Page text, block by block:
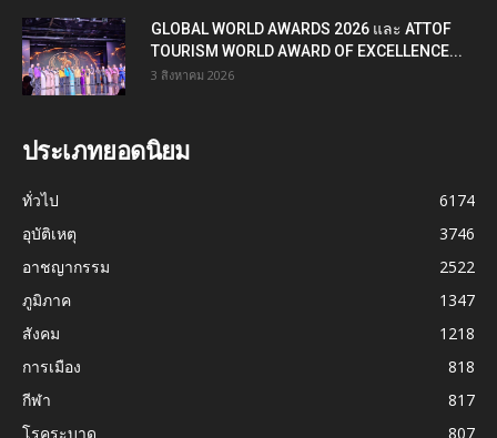
GLOBAL WORLD AWARDS 2026 และ ATTOF
TOURISM WORLD AWARD OF EXCELLENCE...
3 สิงหาคม 2026
ประเภทยอดนิยม
ทั่วไป
6174
อุบัติเหตุ
3746
อาชญากรรม
2522
ภูมิภาค
1347
สังคม
1218
การเมือง
818
กีฬา
817
โรคระบาด
807